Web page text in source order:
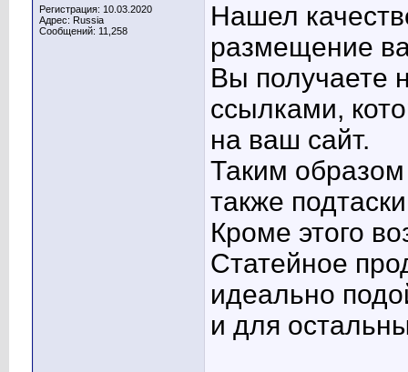
Регистрация: 10.03.2020
Адрес: Russia
Сообщений: 11,258
Нашел
размещение
Вы получаете
ссылками,
на ваш сайт.
Таким
также
Кроме этого
Статейное
идеально
и для